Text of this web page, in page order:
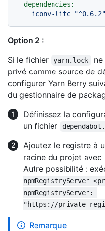
dependencies:
iconv-lite
"^0.6.2"
Option 2 :
Si le fichier
yarn.lock
privé comme source de
configurer Yarn Berry
du gestionnaire de
Définissez la
un fichier
Ajoutez le registre à
racine du projet avec
Autre possibilité :
npmRegistryServer
npmRegistryServer:
"https://
Remarque